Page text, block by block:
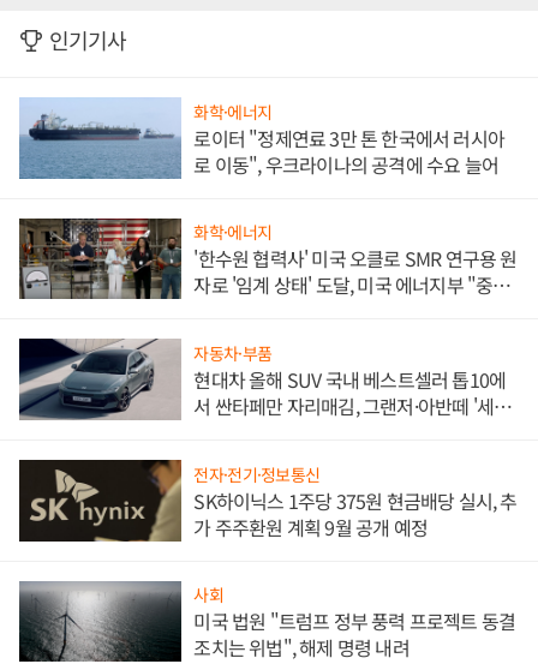
인기기사
화학·에너지
로이터 "정제연료 3만 톤 한국에서 러시아
로 이동", 우크라이나의 공격에 수요 늘어
화학·에너지
'한수원 협력사' 미국 오클로 SMR 연구용 원
자로 '임계 상태' 도달, 미국 에너지부 "중요
자동차·부품
현대차 올해 SUV 국내 베스트셀러 톱10에
서 싼타페만 자리매김, 그랜저·아반떼 '세단
전자·전기·정보통신
SK하이닉스 1주당 375원 현금배당 실시, 추
가 주주환원 계획 9월 공개 예정
사회
미국 법원 "트럼프 정부 풍력 프로젝트 동결
조치는 위법", 해제 명령 내려